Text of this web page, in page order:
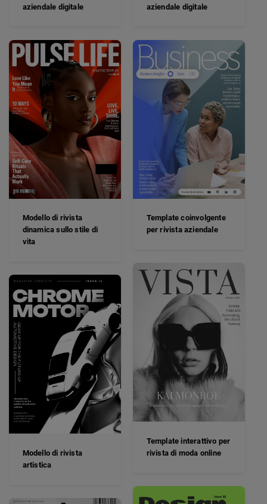
aziendale digitale
aziendale digitale
Modello di rivista
dinamica sullo stile di
vita
Template coinvolgente
per rivista aziendale
Template interattivo per
rivista di moda online
Modello di rivista
artistica